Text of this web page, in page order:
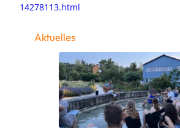
14278113.html
Aktuelles